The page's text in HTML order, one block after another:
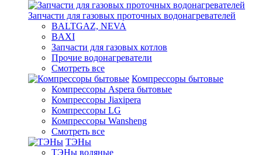
Запчасти для газовых проточных водонагревателей
BALTGAZ, NEVA
BAXI
Запчасти для газовых котлов
Прочие водонагреватели
Смотреть все
Компрессоры бытовые
Компрессоры Aspera бытовые
Компрессоры Jiaxipera
Компрессоры LG
Компрессоры Wansheng
Смотреть все
ТЭНы
ТЭНы водяные